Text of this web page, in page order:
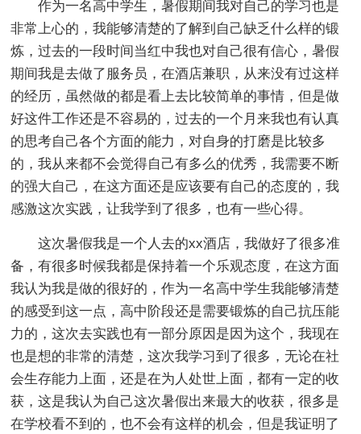
作为一名高中学生，暑假期间我对自己的学习也是
非常上心的，我能够清楚的了解到自己缺乏什么样的锻
炼，过去的一段时间当红中我也对自己很有信心，暑假
期间我是去做了服务员，在酒店兼职，从来没有过这样
的经历，虽然做的都是看上去比较简单的事情，但是做
好这件工作还是不容易的，过去的一个月来我也有认真
的思考自己各个方面的能力，对自身的打磨是比较多
的，我从来都不会觉得自己有多么的优秀，我需要不断
的强大自己，在这方面还是应该要有自己的态度的，我
感激这次实践，让我学到了很多，也有一些心得。
这次暑假我是一个人去的xx酒店，我做好了很多准
备，有很多时候我都是保持着一个乐观态度，在这方面
我认为我是做的很好的，作为一名高中学生我能够清楚
的感受到这一点，高中阶段还是需要锻炼的自己抗压能
力的，这次去实践也有一部分原因是因为这个，我现在
也是想的非常的清楚，这次我学习到了很多，无论在社
会生存能力上面，还是在为人处世上面，都有一定的收
获，这是我认为自己这次暑假出来最大的收获，很多是
在学校看不到的，也不会有这样的机会，但是我证明了